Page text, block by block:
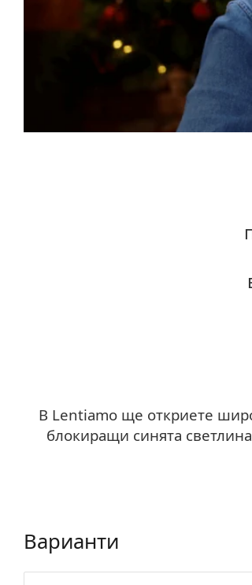
В Lentiamo ще откриете
блокиращи синята
Варианти